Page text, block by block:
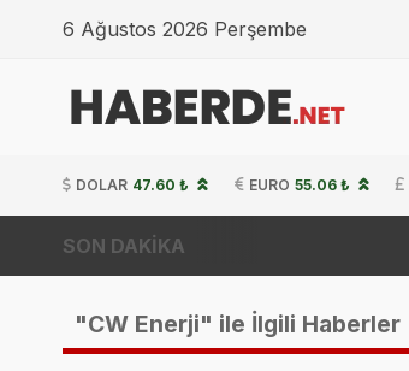
6 Ağustos 2026 Perşembe
DOLAR 47.60 ₺ EURO 55.06 ₺
SON DAKİKA
"CW Enerji" ile İlgili Haberler